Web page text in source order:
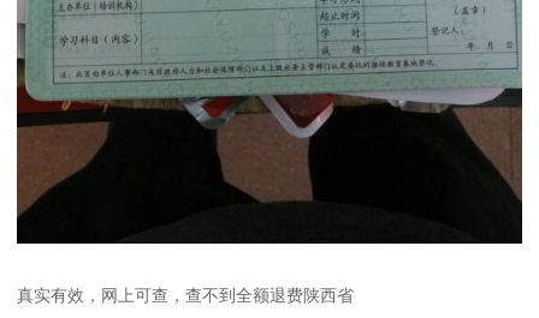
真实有效，网上可查，查不到全额退费陕西省